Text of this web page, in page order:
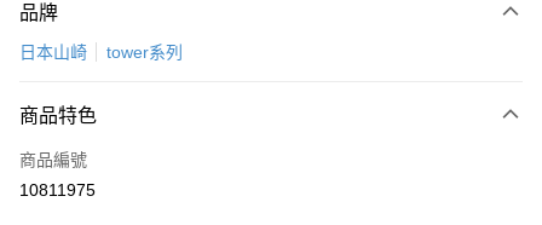
【大哥付你分期使用說明】
1.本服務由台灣大哥大提供，台灣大哥大用戶可立即使用無須另外申請。
2.付款方式選擇「大哥付你分期」，訂單成立後會自動跳轉到大哥付的交易
成交易。
3.實際核准額度、可分期數及費用金額請依後續交易確認頁面所載為準。
4.訂單成立30分鐘內，如未前往確認交易或遇審核未通過，訂單將自動取
消。如遇「轉專審核」未通過狀況，表示未達大哥付你分期系統評分，恕無
法說明評估內容。
每筆NT$100，滿NT$499(含以上)免運費
品牌
日本山崎 tower系列
商品特色
商品編號
10811975